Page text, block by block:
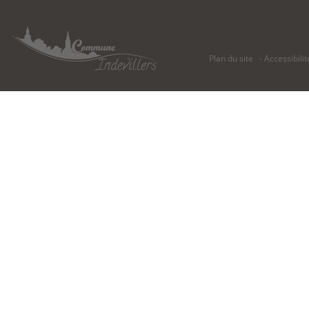
Plan du site